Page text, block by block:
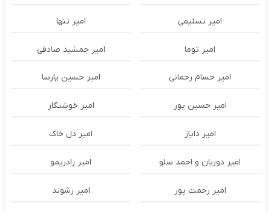
امیر تسلیمی امیر تنها
امیر توما امیر جمشید صادقی
امیر حسام رحمانی امیر حسین پارسا
امیر حسین پور امیر خوشنگار
امیر دایاز امیر دل خاک
امیر دوربان و احمد سلو امیر رادریمو
امیر رحمت پور امیر رشوند